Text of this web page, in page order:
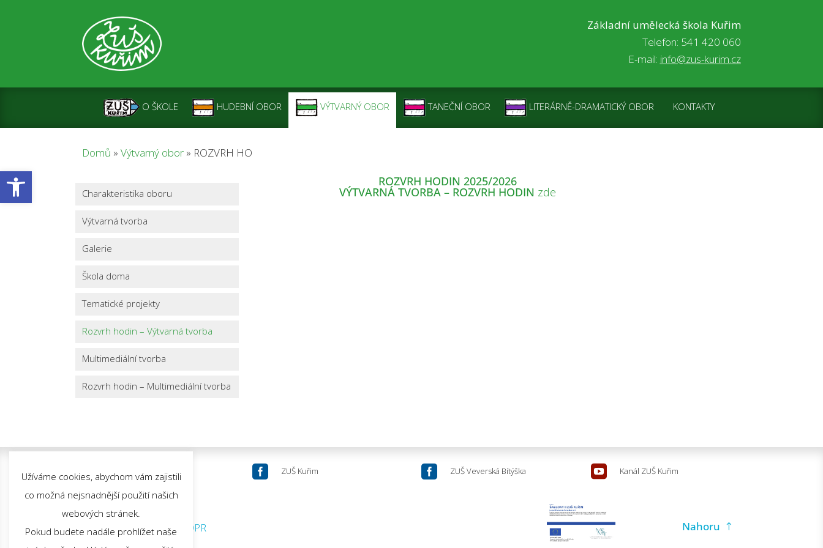
Open toolbar
Základní umělecká škola Kuřim
Telefon: 541 420 060
E-mail: info@zus-kurim.cz
O ŠKOLE HUDEBNÍ OBOR VÝTVARNÝ OBOR TANEČNÍ OBOR LITERÁRNĚ-DRAMATICKÝ OBOR KONTAKTY
Domů »Výtvarný obor » ROZVRH HODIN – VÝTVARNÁ TVORBA
Charakteristika oboru
Výtvarná tvorba
Galerie
Škola doma
Tematické projekty
Rozvrh hodin – Výtvarná tvorba
Multimediální tvorba
Rozvrh hodin – Multimediální tvorba
ROZVRH HODIN 2025/2026
VÝTVARNÁ TVORBA – ROZVRH HODIN zde
Sledujte nás:  ZUŠ Kuřim  ZUŠ Veverská Bítýška  Kanál ZUŠ Kuřim
© 2026 ZUŠ Kuřim | GDPR Nahoru
Užíváme cookies, abychom vám zajistili
co možná nejsnadnější použití našich
webových stránek.
Pokud budete nadále prohlížet naše